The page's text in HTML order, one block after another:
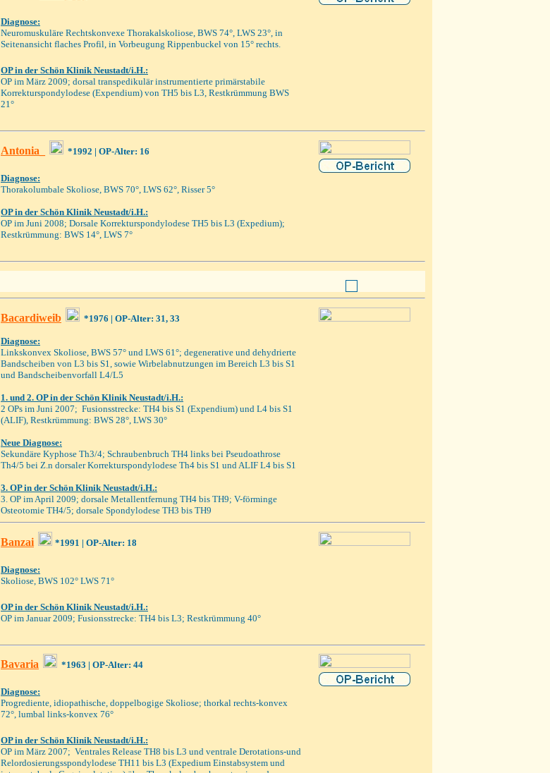
Diagnose:
Neuromuskuläre Rechtskonvexe Thorakalskoliose, BWS 74°, LWS 23°, in
Seitenansicht flaches Profil, in Vorbeugung Rippenbuckel von 15° rechts.
OP in der Schön Klinik Neustadt/i.H.:
OP im März 2009; dorsal transpedikulär instrumentierte primärstabile
Korrekturspondylodese (Expendium) von TH5 bis L3, Restkrümmung BWS
21°
Antonia_ *1992 | OP-Alter: 16
Diagnose:
Thorakolumbale Skoliose, BWS 70°, LWS 62°, Risser 5°
OP in der Schön Klinik Neustadt/i.H.:
OP im Juni 2008; Dorsale Korrekturspondylodese TH5 bis L3 (Expedium);
Restkrümmung: BWS 14°, LWS 7°
Bacardiweib *1976 | OP-Alter: 31, 33
Diagnose:
Linkskonvex Skoliose, BWS 57° und LWS 61°; degenerative und dehydrierte
Bandscheiben von L3 bis S1, sowie Wirbelabnutzungen im Bereich L3 bis S1
und Bandscheibenvorfall L4/L5
1. und 2. OP in der Schön Klinik Neustadt/i.H.:
2 OPs im Juni 2007; Fusionsstrecke: TH4 bis S1 (Expendium) und L4 bis S1
(ALIF), Restkrümmung: BWS 28°, LWS 30°
Neue Diagnose:
Sekundäre Kyphose Th3/4; Schraubenbruch TH4 links bei Pseudoathrose
Th4/5 bei Z.n dorsaler Korrekturspondylodese Th4 bis S1 und ALIF L4 bis S1
3. OP in der Schön Klinik Neustadt/i.H.:
3. OP im April 2009; dorsale Metallentfernung TH4 bis TH9; V-förminge
Osteotomie TH4/5; dorsale Spondylodese TH3 bis TH9
Banzai *1991 | OP-Alter: 18
Diagnose:
Skoliose, BWS 102° LWS 71°
OP in der Schön Klinik Neustadt/i.H.:
OP im Januar 2009; Fusionsstrecke: TH4 bis L3; Restkrümmung 40°
Bavaria *1963 | OP-Alter: 44
Diagnose:
Progrediente, idiopathische, doppelbogige Skoliose; thorkal rechts-konvex
72°, lumbal links-konvex 76°
OP in der Schön Klinik Neustadt/i.H.:
OP im März 2007; Ventrales Release TH8 bis L3 und ventrale Derotations-und
Relordosierungsspondylodese TH11 bis L3 (Expedium Einstabsystem und